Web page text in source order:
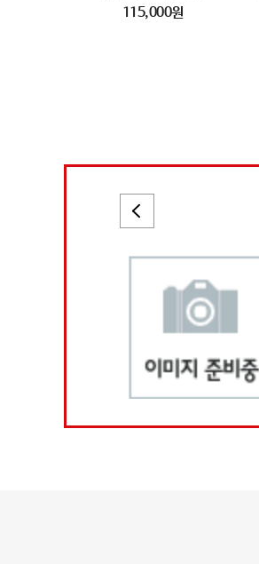
115,000원